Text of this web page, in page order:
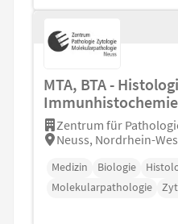
MTA, BTA -
Zentrum für
Neuss, Nordrhein-
Medizin Biologie
Molekularpathologie